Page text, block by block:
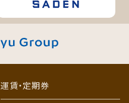
運賃・定期券